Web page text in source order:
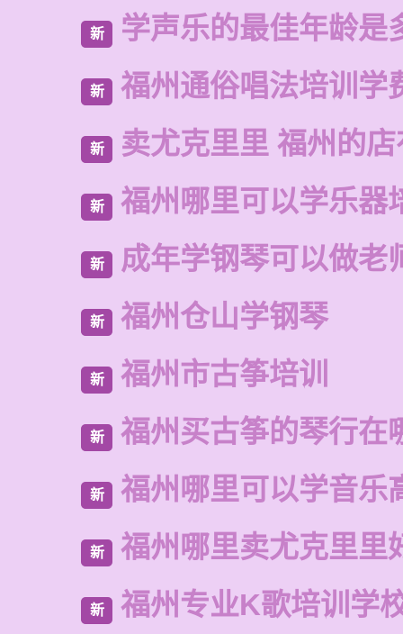
新 学声乐的最佳年龄是
新 福州通俗唱法培训学
新 卖尤克里里 福州的
新 福州哪里可以学乐器
新 成年学钢琴可以做老
新 福州仓山学钢琴
新 福州市古筝培训
新 福州买古筝的琴行在
新 福州哪里可以学音乐
新 福州哪里卖尤克里里
新 福州专业K歌培训学